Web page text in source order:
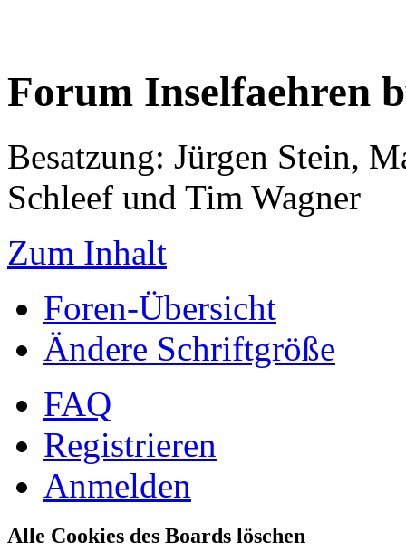
Forum Inselfaehren
Besatzung: Jürgen Stein,
Schleef und Tim Wagner
Zum Inhalt
Foren-Übersicht
Ändere Schriftgröße
FAQ
Registrieren
Anmelden
Alle Cookies des Boards löschen